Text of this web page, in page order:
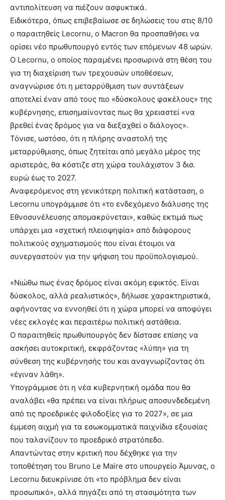
αντιπολίτευση να πιέζουν ασφυκτικά.
Ειδικότερα, όπως επιβεβαίωσε σε δηλώσεις του στις 8/10
ο παραιτηθείς Lecornu, ο Macron θα προσπαθήσει να
ορίσει νέο πρωθυπουργό εντός των επόμενων 48 ωρών.
Ο Lecornu, ο οποίος παραμένει προσωρινά στη θέση του
για τη διαχείριση των τρεχουσών υποθέσεων,
αναγνώρισε ότι η μεταρρύθμιση των συντάξεων
αποτελεί έναν από τους πιο «δύσκολους φακέλους» της
κυβέρνησης, επισημαίνοντας πως θα χρειαστεί «να
βρεθεί ένας δρόμος για να διεξαχθεί ο διάλογος».
Τόνισε, ωστόσο, ότι η πλήρης αναστολή της
μεταρρύθμισης, όπως ζητείται από μεγάλο μέρος της
αριστεράς, θα κόστιζε στη χώρα τουλάχιστον 3 δισ.
ευρώ έως το 2027.
Αναφερόμενος στη γενικότερη πολιτική κατάσταση, ο
Lecornu υπογράμμισε ότι «το ενδεχόμενο διάλυσης της
Εθνοσυνέλευσης απομακρύνεται», καθώς εκτιμά πως
υπάρχει μια «σχετική πλειοψηφία» από διάφορους
πολιτικούς σχηματισμούς που είναι έτοιμοι να
συνεργαστούν για την ψήφιση του προϋπολογισμού.
«Νιώθω πως ένας δρόμος είναι ακόμη εφικτός. Είναι
δύσκολος, αλλά ρεαλιστικός», δήλωσε χαρακτηριστικά,
αφήνοντας να εννοηθεί ότι η χώρα μπορεί να αποφύγει
νέες εκλογές και περαιτέρω πολιτική αστάθεια.
Ο παραιτηθείς πρωθυπουργός δεν δίστασε επίσης να
ασκήσει αυτοκριτική, εκφράζοντας «λύπη» για τη
σύνθεση της κυβέρνησής του και αναγνωρίζοντας ότι
«έγιναν λάθη».
Υπογράμμισε ότι η νέα κυβερνητική ομάδα που θα
αναλάβει «θα πρέπει να είναι πλήρως αποσυνδεδεμένη
από τις προεδρικές φιλοδοξίες για το 2027», σε μια
έμμεση αιχμή για τα εσωκομματικά παιχνίδια εξουσίας
που ταλανίζουν το προεδρικό στρατόπεδο.
Απαντώντας στην κριτική που δέχθηκε για την
τοποθέτηση του Bruno Le Maire στο υπουργείο Άμυνας, ο
Lecornu διευκρίνισε ότι «το πρόβλημα δεν είναι
προσωπικό», αλλά πηγάζει από τη στασιμότητα των